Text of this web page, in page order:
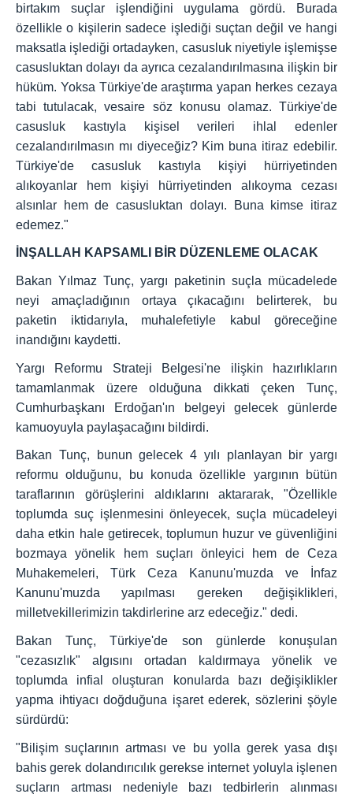
birtakım suçlar işlendiğini uygulama gördü. Burada
özellikle o kişilerin sadece işlediği suçtan değil ve hangi
maksatla işlediği ortadayken, casusluk niyetiyle işlemişse
casusluktan dolayı da ayrıca cezalandırılmasına ilişkin bir
hüküm. Yoksa Türkiye'de araştırma yapan herkes cezaya
tabi tutulacak, vesaire söz konusu olamaz. Türkiye'de
casusluk kastıyla kişisel verileri ihlal edenler
cezalandırılmasın mı diyeceğiz? Kim buna itiraz edebilir.
Türkiye'de casusluk kastıyla kişiyi hürriyetinden
alıkoyanlar hem kişiyi hürriyetinden alıkoyma cezası
alsınlar hem de casusluktan dolayı. Buna kimse itiraz
edemez."
İNŞALLAH KAPSAMLI BİR DÜZENLEME OLACAK
Bakan Yılmaz Tunç, yargı paketinin suçla mücadelede
neyi amaçladığının ortaya çıkacağını belirterek, bu
paketin iktidarıyla, muhalefetiyle kabul göreceğine
inandığını kaydetti.
Yargı Reformu Strateji Belgesi'ne ilişkin hazırlıkların
tamamlanmak üzere olduğuna dikkati çeken Tunç,
Cumhurbaşkanı Erdoğan'ın belgeyi gelecek günlerde
kamuoyuyla paylaşacağını bildirdi.
Bakan Tunç, bunun gelecek 4 yılı planlayan bir yargı
reformu olduğunu, bu konuda özellikle yargının bütün
taraflarının görüşlerini aldıklarını aktararak, "Özellikle
toplumda suç işlenmesini önleyecek, suçla mücadeleyi
daha etkin hale getirecek, toplumun huzur ve güvenliğini
bozmaya yönelik hem suçları önleyici hem de Ceza
Muhakemeleri, Türk Ceza Kanunu'muzda ve İnfaz
Kanunu'muzda yapılması gereken değişiklikleri,
milletvekillerimizin takdirlerine arz edeceğiz." dedi.
Bakan Tunç, Türkiye'de son günlerde konuşulan
"cezasızlık" algısını ortadan kaldırmaya yönelik ve
toplumda infial oluşturan konularda bazı değişiklikler
yapma ihtiyacı doğduğuna işaret ederek, sözlerini şöyle
sürdürdü:
"Bilişim suçlarının artması ve bu yolla gerek yasa dışı
bahis gerek dolandırıcılık gerekse internet yoluyla işlenen
suçların artması nedeniyle bazı tedbirlerin alınması